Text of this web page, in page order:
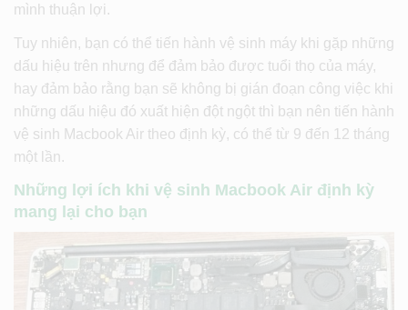
mình thuận lợi.
Tuy nhiên, bạn có thể tiến hành vệ sinh máy khi gặp những
dấu hiệu trên nhưng để đảm bảo được tuổi thọ của máy,
hay đảm bảo rằng bạn sẽ không bị gián đoạn công việc khi
những dấu hiệu đó xuất hiện đột ngột thì bạn nên tiến hành
vệ sinh Macbook Air theo định kỳ, có thể từ 9 đến 12 tháng
một lần.
Những lợi ích khi vệ sinh Macbook Air định kỳ
mang lại cho bạn